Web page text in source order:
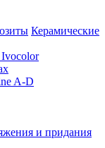
Керамические
Ivocolor
A-D